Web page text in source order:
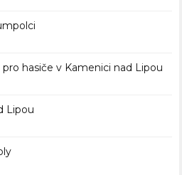
hasiče v Kamenici nad Lipou
Lipou